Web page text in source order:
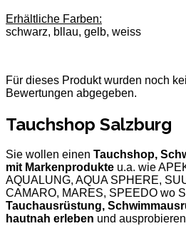
Erhältliche Farben:
schwarz, bllau, gelb, weiss
Für dieses Produkt wurden noch
Bewertungen abgegeben.
Tauchshop Salzburg
Sie wollen einen Tauchshop,
mit Markenprodukte u.a. wie
AQUALUNG, AQUA SPHERE,
CAMARO, MARES, SPEEDO wo
Tauchausrüstung,
hautnah erleben und